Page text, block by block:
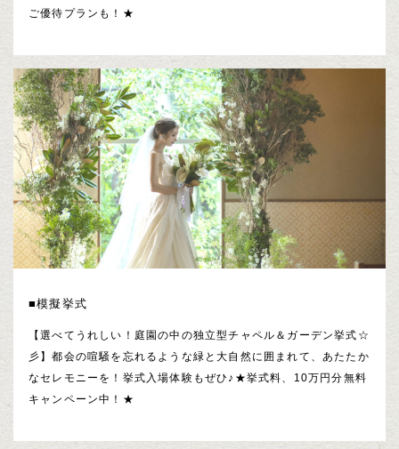
ご優待プランも！★
■模擬挙式
【選べてうれしい！庭園の中の独立型チャペル＆ガーデン挙式☆
彡】都会の喧騒を忘れるような緑と大自然に囲まれて、あたたか
なセレモニーを！挙式入場体験もぜひ♪★挙式料、10万円分無料
キャンペーン中！★